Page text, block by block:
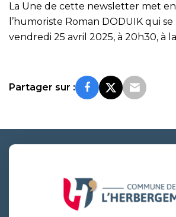
La Une de cette newsletter met
l’humoriste Roman DODUIK qui
vendredi 25 avril 2025, à 20h30, à
Partager sur :